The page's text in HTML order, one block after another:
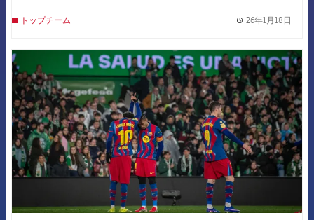
トップチーム 26年1月18日
FCB Barcelona badge